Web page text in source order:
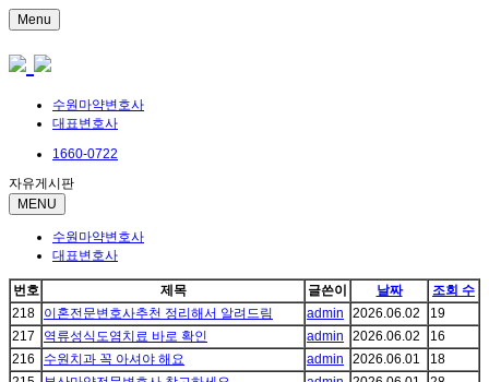
Menu
수원마약변호사
대표변호사
1660-0722
자유게시판
MENU
수원마약변호사
대표변호사
번호 제목 글쓴이 날짜
조회 수
218
이혼전문변호사추천 정리해서 알려드림 admin 2026.06.02
19
217
역류성식도염치료 바로 확인 admin 2026.06.02
16
216
수원치과 꼭 아셔야 해요 admin 2026.06.01
18